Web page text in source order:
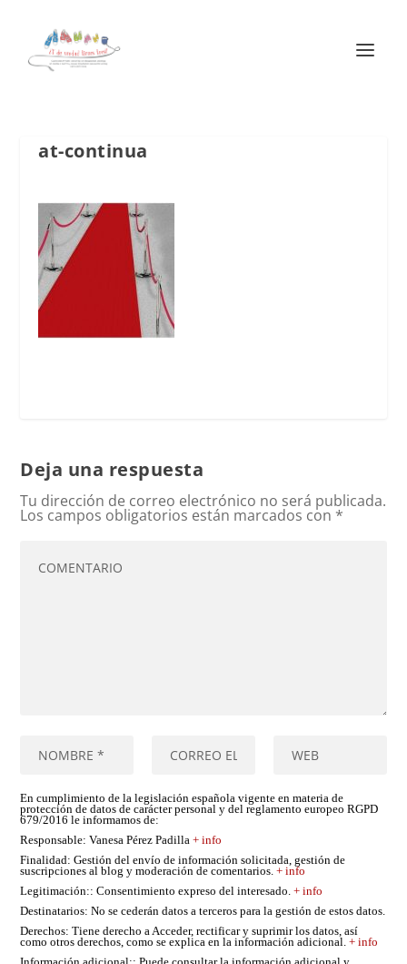
at-continua
Deja una respuesta
Tu dirección de correo electrónico no será publicada.
Los campos obligatorios están marcados con *
En cumplimiento de la legislación española vigente en materia de
protección de datos de carácter personal y del reglamento europeo RGPD
679/2016 le informamos de:
Responsable: Vanesa Pérez Padilla+ info
Finalidad: Gestión del envío de información solicitada, gestión de
suscripciones al blog y moderación de comentarios.+ info
Legitimación:: Consentimiento expreso del interesado.+ info
Destinatarios: No se cederán datos a terceros para la gestión de estos datos.
Derechos: Tiene derecho a Acceder, rectificar y suprimir los datos, así
como otros derechos, como se explica en la información adicional.+ info